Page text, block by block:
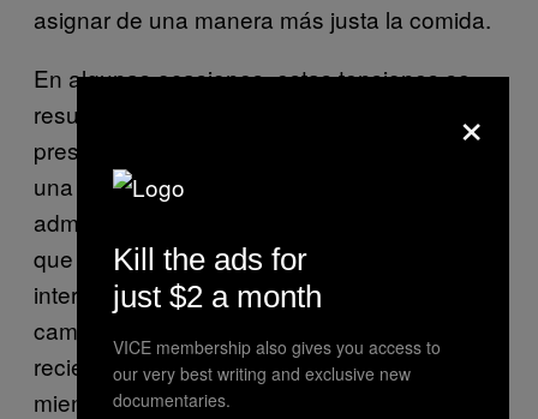
asignar de una manera más justa la comida.
En algunas ocasiones, estas tensiones se
resuelven de manera violenta. VICE
presenció la disputa entre dos familias en
una tienda, para detenerla los
administradores del campamento tuvieron
que llamar a los peshmerga para que
intervinieran. Otros residentes del
campamento informaron sobre una riña
reciente entre grupos chabaquíes y kakai
mientras la comida era distribuida. Sin
×
Kill the ads for
just $2 a month
VICE membership also gives you access to
our very best writing and exclusive new
documentaries.